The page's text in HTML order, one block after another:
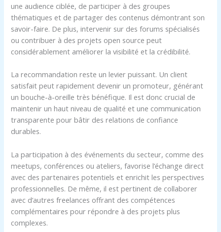
une audience ciblée, de participer à des groupes
thématiques et de partager des contenus démontrant son
savoir-faire. De plus, intervenir sur des forums spécialisés
ou contribuer à des projets open source peut
considérablement améliorer la visibilité et la crédibilité.
La recommandation reste un levier puissant. Un client
satisfait peut rapidement devenir un promoteur, générant
un bouche-à-oreille très bénéfique. Il est donc crucial de
maintenir un haut niveau de qualité et une communication
transparente pour bâtir des relations de confiance
durables.
La participation à des événements du secteur, comme des
meetups, conférences ou ateliers, favorise l’échange direct
avec des partenaires potentiels et enrichit les perspectives
professionnelles. De même, il est pertinent de collaborer
avec d’autres freelances offrant des compétences
complémentaires pour répondre à des projets plus
complexes.